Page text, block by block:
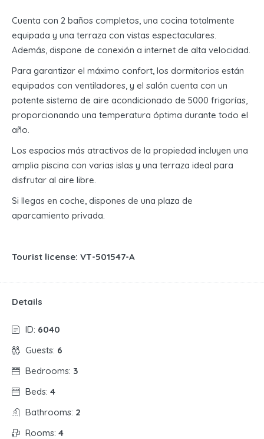
Cuenta con 2 baños completos, una cocina totalmente
equipada y una terraza con vistas espectaculares.
Además, dispone de conexión a internet de alta velocidad.
Para garantizar el máximo confort, los dormitorios están
equipados con ventiladores, y el salón cuenta con un
potente sistema de aire acondicionado de 5000 frigorías,
proporcionando una temperatura óptima durante todo el
año.
Los espacios más atractivos de la propiedad incluyen una
amplia piscina con varias islas y una terraza ideal para
disfrutar al aire libre.
Si llegas en coche, dispones de una plaza de
aparcamiento privada.
Tourist license: VT-501547-A
Details
ID: 6040
Guests: 6
Bedrooms: 3
Beds: 4
Bathrooms: 2
Rooms: 4